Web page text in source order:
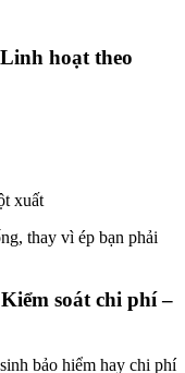
hoạt theo
xuất
thay vì ép bạn phải
soát chi phí –
bảo hiểm hay chi phí